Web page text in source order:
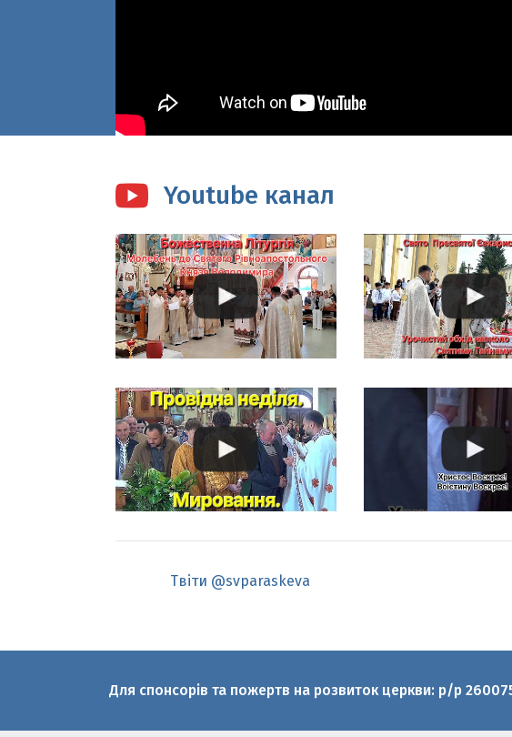
Youtube канал
Твіти @svparaskeva
© 2010-2026 Святої великомучениці Параскеви УГКЦ